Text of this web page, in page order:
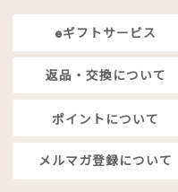
eギフトサービス
返品・交換について
ポイントについて
メルマガ登録について